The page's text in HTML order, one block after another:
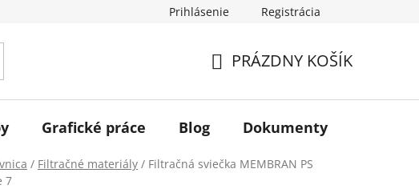
Prihlásenie Registrácia
KOŠÍK
PRÁZDNY KOŠÍK
Grafické práce Blog Dokumenty
/ Filtračné materiály / Filtračná sviečka MEMBRAN PS
7